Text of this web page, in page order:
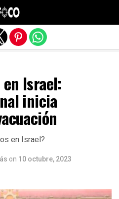
en Israel:
inicia
en Israel?
on 10 octubre, 2023
versión móvil